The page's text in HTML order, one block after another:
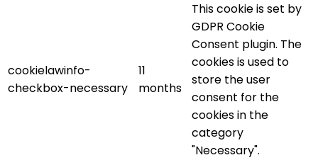
cookielawinfo-
checkbox-necessary
11
months
This cookie is set by
GDPR Cookie
Consent plugin. The
cookies is used to
store the user
consent for the
cookies in the
category
"Necessary".